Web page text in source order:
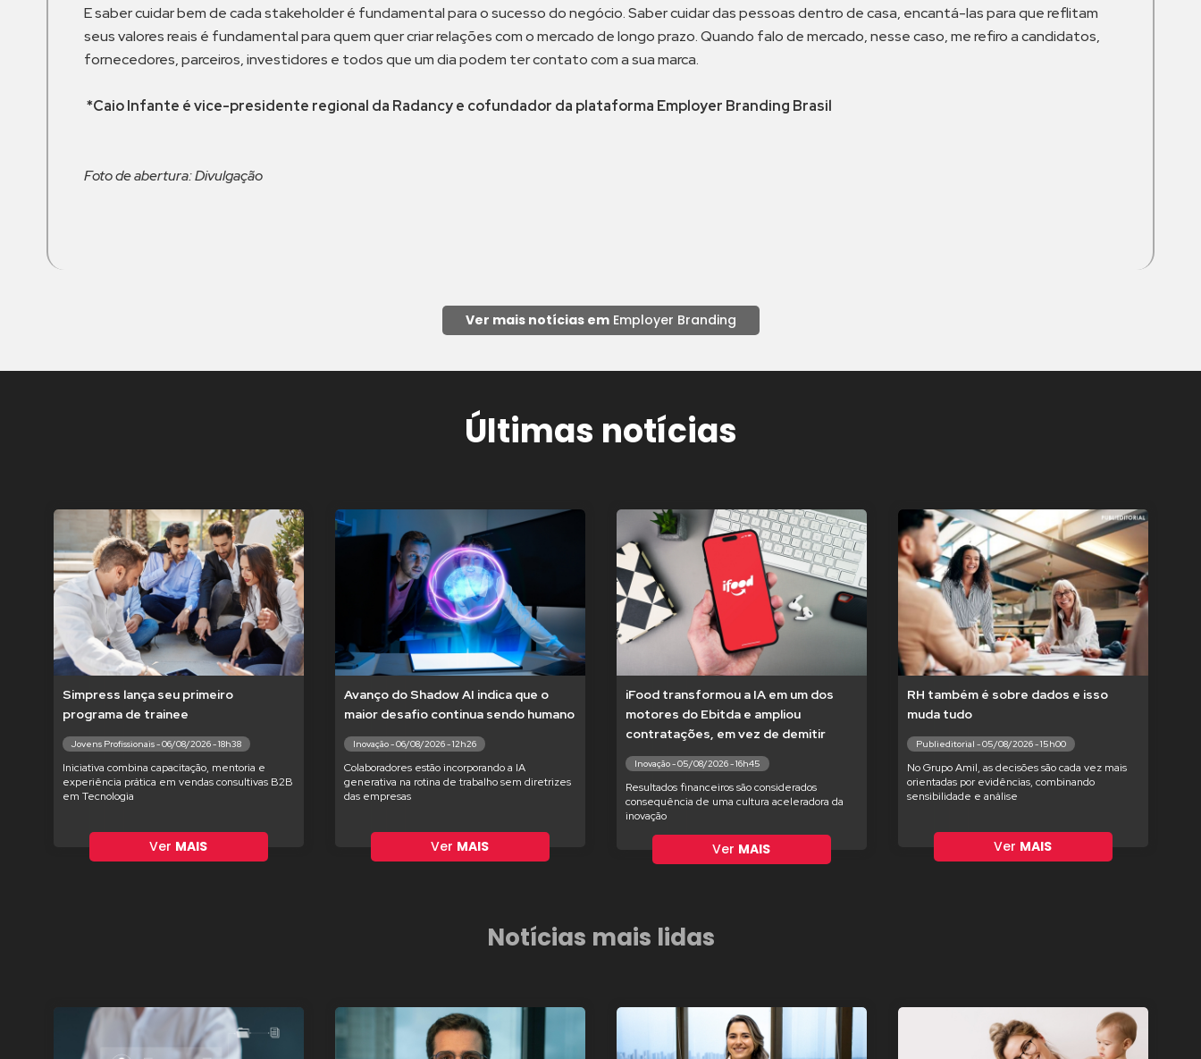
E saber cuidar bem de cada stakeholder é fundamental para o sucesso do negócio. Saber cuidar das pessoas dentro de casa, encantá-las para que reflitam
seus valores reais é fundamental para quem quer criar relações com o mercado de longo prazo. Quando falo de mercado, nesse caso, me refiro a candidatos,
fornecedores, parceiros, investidores e todos que um dia podem ter contato com a sua marca.
*Caio Infante évice-presidente regional da Radancye cofundador da plataforma Employer Branding Brasil
Foto de abertura: Divulgação
Ver mais notícias emEmployer Branding
Últimas notícias
Simpress lança seu primeiro
programa de trainee
Jovens Profissionais - 06/08/2026 - 18h38
Iniciativa combina capacitação, mentoria e
experiência prática em vendas consultivas B2B
em Tecnologia
Ver MAIS
Avanço do Shadow AI indica que o
maior desafio continua sendo humano
Inovação - 06/08/2026 - 12h26
Colaboradores estão incorporando a IA
generativa na rotina de trabalho sem diretrizes
das empresas
Ver MAIS
iFood transformou a IA em um dos
motores do Ebitda e ampliou
contratações, em vez de demitir
Inovação - 05/08/2026 - 16h45
Resultados financeiros são considerados
consequência de uma cultura aceleradora da
inovação
Ver MAIS
RH também é sobre dados e isso
muda tudo
Publieditorial - 05/08/2026 - 15h00
No Grupo Amil, as decisões são cada vez mais
orientadas por evidências, combinando
sensibilidade e análise
Ver MAIS
Notícias mais lidas